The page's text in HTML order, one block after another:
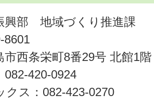
興部 地域づくり推進課
8601
市西条栄町8番29号 北館1階
082-420-0924
クス：082-423-0270